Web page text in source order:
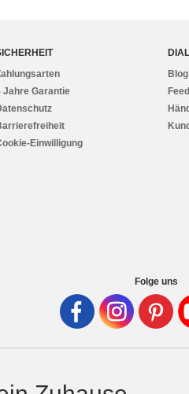
Jahre Garantie
Einwilligung
Blog
Folge uns